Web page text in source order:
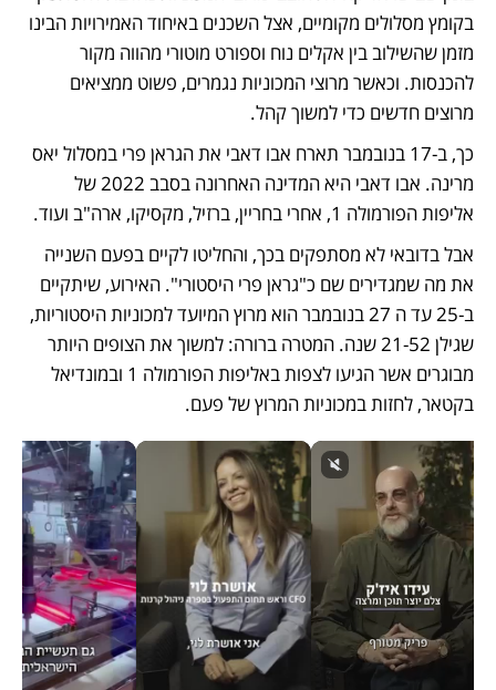
מרוצים חדשים כדי למשוך קהל.
אליפות הפורמולה 1, אחרי בחריין, ברזיל, מקסיקו, ארה"ב ועוד.
בקטאר, לחזות במכוניות המרוץ של פעם.